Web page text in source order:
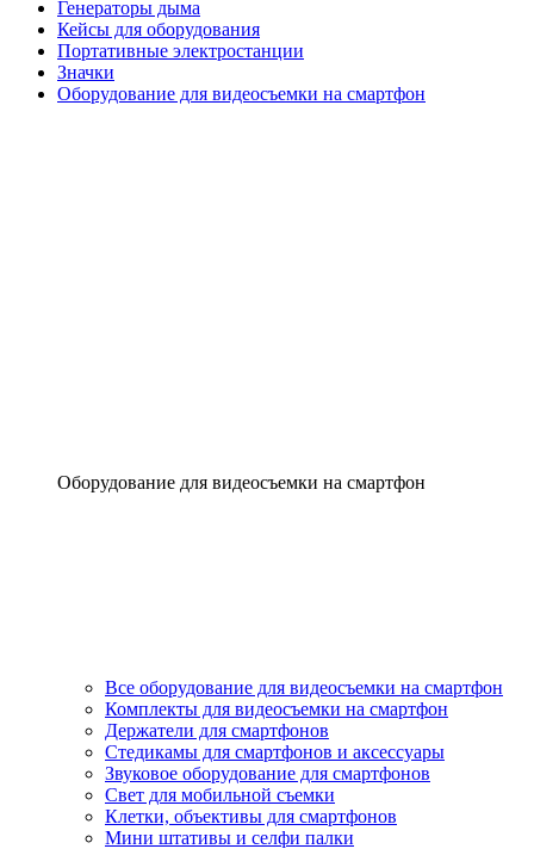
Генераторы дыма
Кейсы для оборудования
Портативные электростанции
Значки
Оборудование для видеосъемки на смартфон
Оборудование для видеосъемки на смартфон
Все оборудование для видеосъемки на смартфон
Комплекты для видеосъемки на смартфон
Держатели для смартфонов
Стедикамы для смартфонов и аксессуары
Звуковое оборудование для смартфонов
Свет для мобильной съемки
Клетки, объективы для смартфонов
Мини штативы и селфи палки